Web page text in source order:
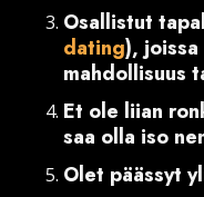
Osallistut
dating), joissa
mahdollisuus
Et ole liian
saa olla iso
Olet päässyt